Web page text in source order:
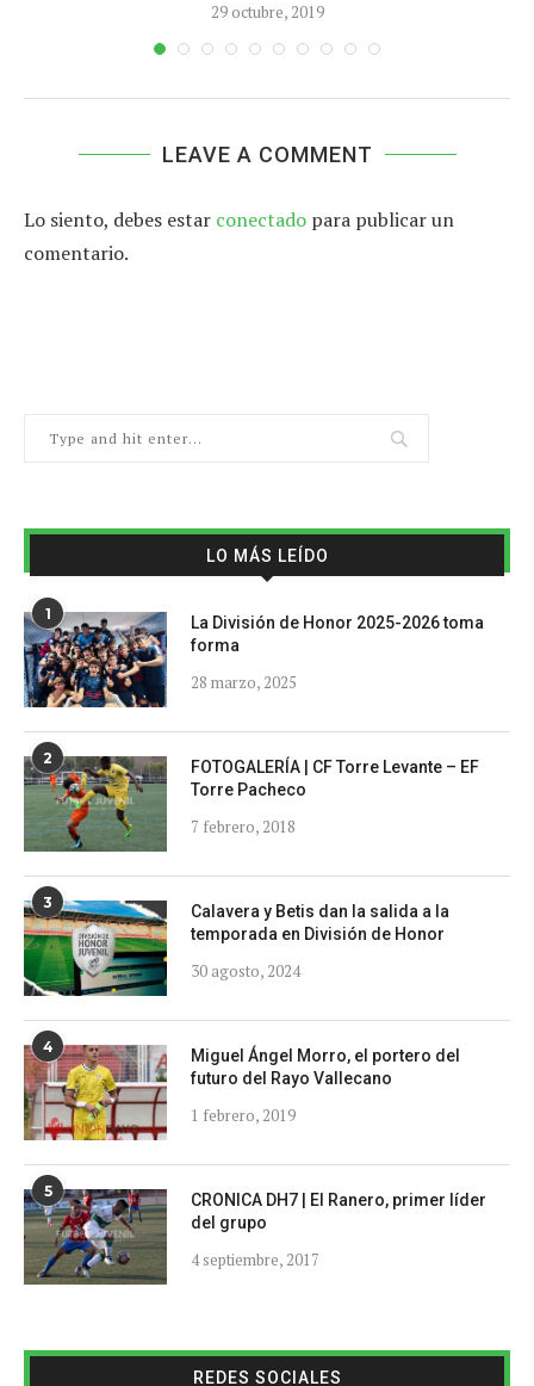
29 octubre, 2019
LEAVE A COMMENT
Lo siento, debes estar conectado para publicar un
comentario.
LO MÁS LEÍDO
1
La División de Honor 2025-2026 toma
forma
28 marzo, 2025
2
FOTOGALERÍA | CF Torre Levante – EF
Torre Pacheco
7 febrero, 2018
3
Calavera y Betis dan la salida a la
temporada en División de Honor
30 agosto, 2024
4
Miguel Ángel Morro, el portero del
futuro del Rayo Vallecano
1 febrero, 2019
5
CRONICA DH7 | El Ranero, primer líder
del grupo
4 septiembre, 2017
REDES SOCIALES